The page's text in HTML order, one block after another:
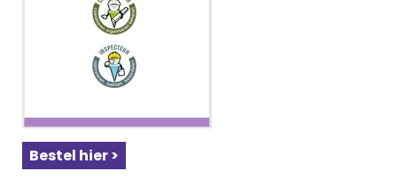
Bestel hier >